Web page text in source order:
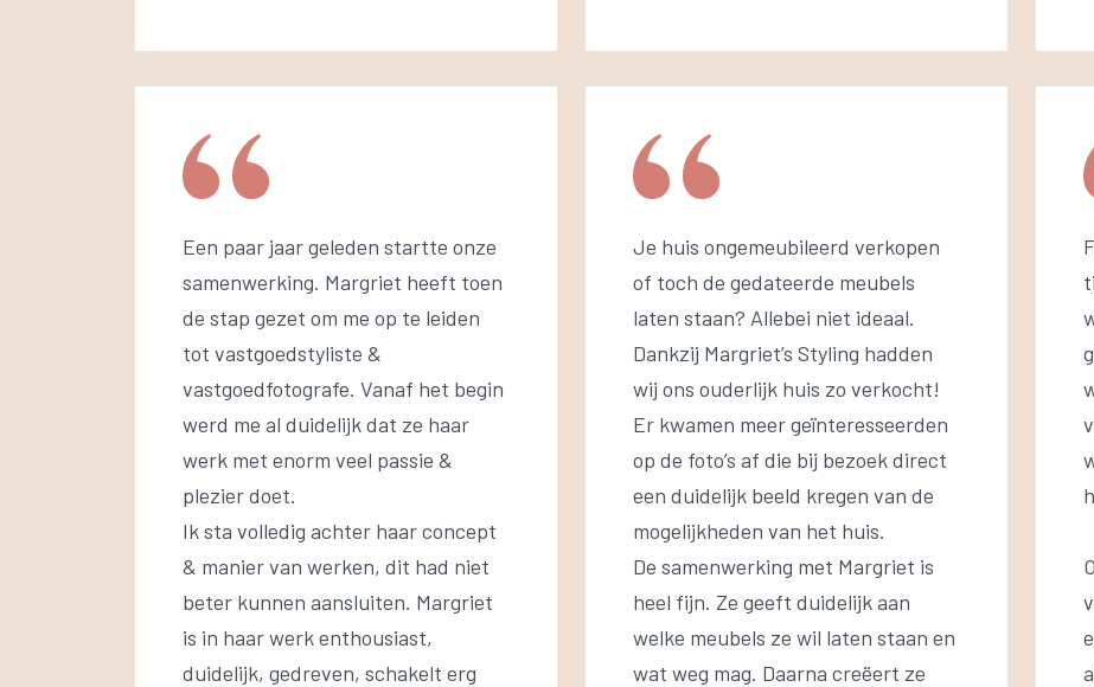
Een paar jaar geleden startte onze
samenwerking. Margriet heeft toen
de stap gezet om me op te leiden
tot vastgoedstyliste &
vastgoedfotografe. Vanaf het begin
werd me al duidelijk dat ze haar
werk met enorm veel passie &
plezier doet.
Ik sta volledig achter haar concept
& manier van werken, dit had niet
beter kunnen aansluiten. Margriet
is in haar werk enthousiast,
duidelijk, gedreven, schakelt erg
Je huis ongemeubileerd verkopen
of toch de gedateerde meubels
laten staan? Allebei niet ideaal.
Dankzij Margriet’s Styling hadden
wij ons ouderlijk huis zo verkocht!
Er kwamen meer geïnteresseerden
op de foto’s af die bij bezoek direct
een duidelijk beeld kregen van de
mogelijkheden van het huis.
De samenwerking met Margriet is
heel fijn. Ze geeft duidelijk aan
welke meubels ze wil laten staan en
wat weg mag. Daarna creëert ze